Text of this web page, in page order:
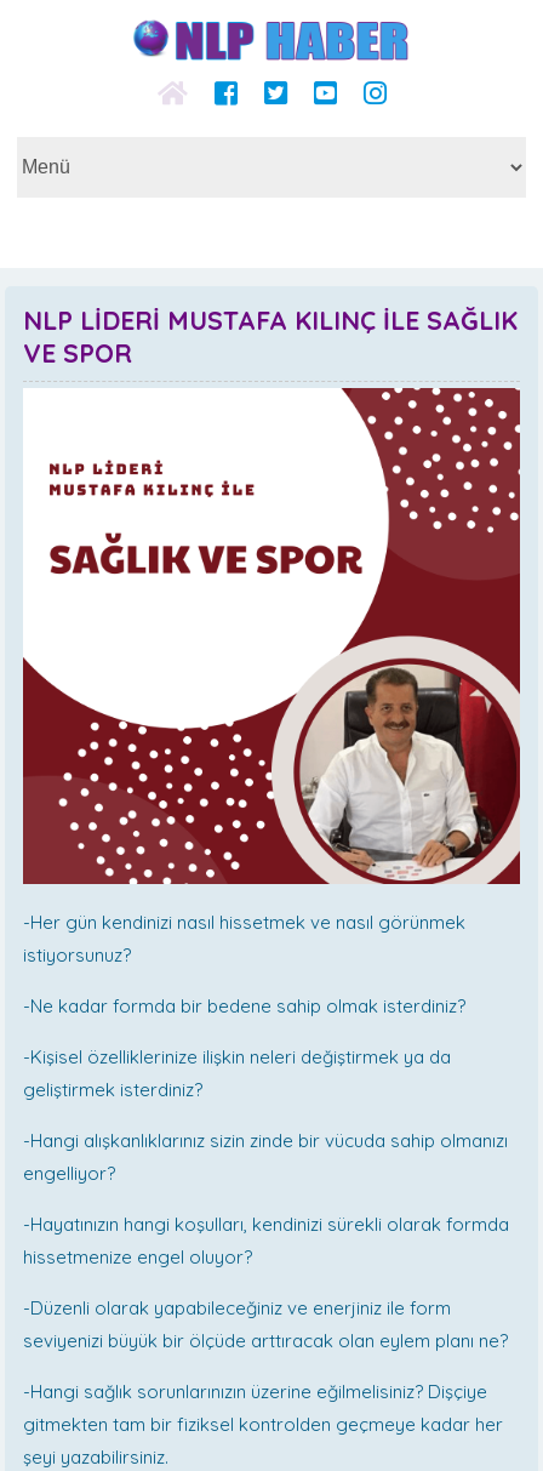
NLP LİDERİ MUSTAFA KILINÇ İLE SAĞLIK
VE SPOR
-Her gün kendinizi nasıl hissetmek ve nasıl görünmek
istiyorsunuz?
-Ne kadar formda bir bedene sahip olmak isterdiniz?
-Kişisel özelliklerinize ilişkin neleri değiştirmek ya da
geliştirmek isterdiniz?
-Hangi alışkanlıklarınız sizin zinde bir vücuda sahip olmanızı
engelliyor?
-Hayatınızın hangi koşulları, kendinizi sürekli olarak formda
hissetmenize engel oluyor?
-Düzenli olarak yapabileceğiniz ve enerjiniz ile form
seviyenizi büyük bir ölçüde arttıracak olan eylem planı ne?
-Hangi sağlık sorunlarınızın üzerine eğilmelisiniz? Dişçiye
gitmekten tam bir fiziksel kontrolden geçmeye kadar her
şeyi yazabilirsiniz.